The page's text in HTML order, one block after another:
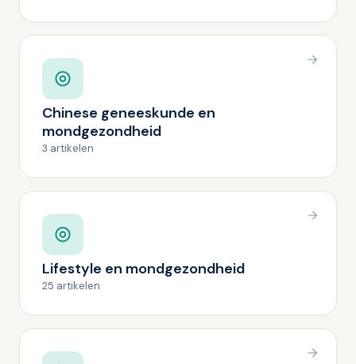
Chinese geneeskunde en
mondgezondheid
3 artikelen
Lifestyle en mondgezondheid
25 artikelen